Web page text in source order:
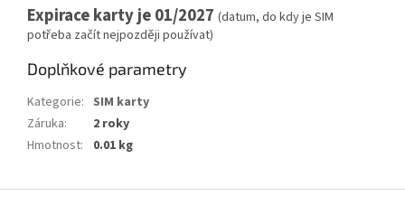
Expirace karty je 01/2027 (datum, do kdy je SIM
potřeba začít nejpozději používat)
Doplňkové parametry
Kategorie: SIM karty
Záruka:
2 roky
Hmotnost: 0.01 kg